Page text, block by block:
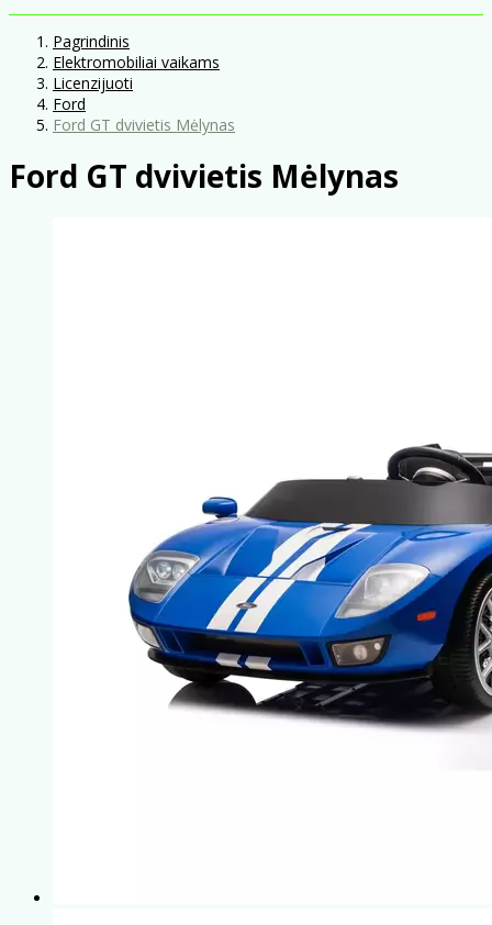
Pagrindinis
Elektromobiliai vaikams
Licenzijuoti
Ford
Ford GT dvivietis Mėlynas
Ford GT dvivietis Mėlynas